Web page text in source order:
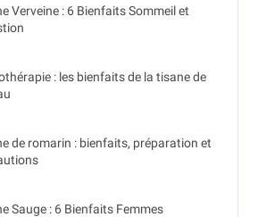
Verveine : 6 Bienfaits Sommeil et
: les bienfaits de la tisane de
de romarin : bienfaits, préparation et
Sauge : 6 Bienfaits Femmes